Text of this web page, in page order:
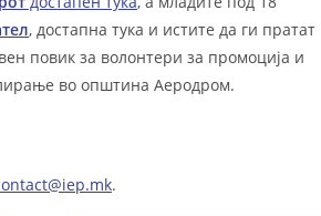
, достапна тука и истите да ги пратат
повик за волонтери за промоција и
во општина Аеродром.
.